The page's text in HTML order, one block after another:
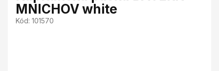
MNICHOV white
Kód: 101570